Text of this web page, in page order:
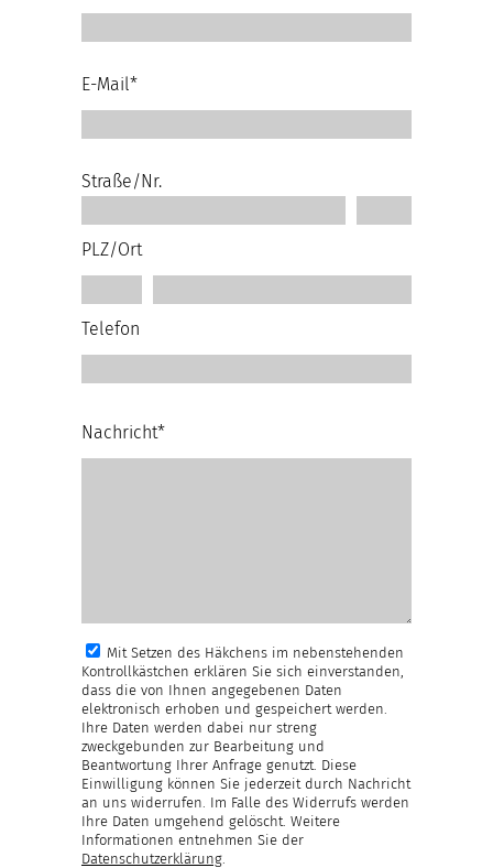
E-Mail*
Straße/Nr.
PLZ/Ort
Telefon
Nachricht*
Mit Setzen des Häkchens im nebenstehenden
Kontrollkästchen erklären Sie sich einverstanden,
dass die von Ihnen angegebenen Daten
elektronisch erhoben und gespeichert werden.
Ihre Daten werden dabei nur streng
zweckgebunden zur Bearbeitung und
Beantwortung Ihrer Anfrage genutzt. Diese
Einwilligung können Sie jederzeit durch Nachricht
an uns widerrufen. Im Falle des Widerrufs werden
Ihre Daten umgehend gelöscht. Weitere
Informationen entnehmen Sie der
Datenschutzerklärung